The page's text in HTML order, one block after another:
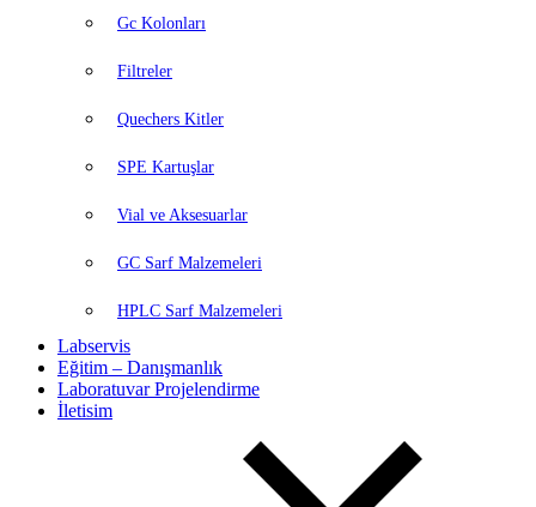
Gc Kolonları
Filtreler
Quechers Kitler
SPE Kartuşlar
Vial ve Aksesuarlar
GC Sarf Malzemeleri
HPLC Sarf Malzemeleri
Labservis
Eğitim – Danışmanlık
Laboratuvar Projelendirme
İletisim